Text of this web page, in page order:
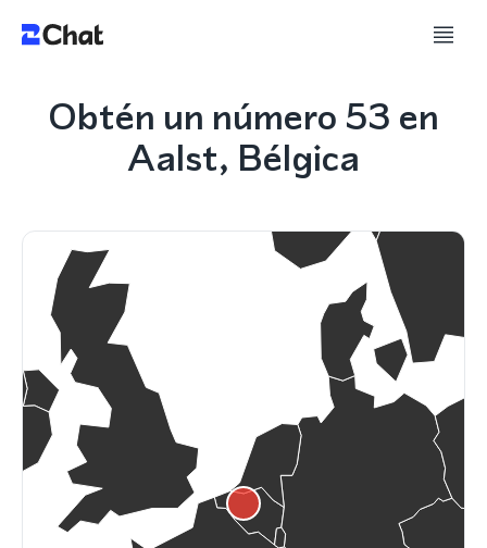
Obtén un número 53 en
Aalst, Bélgica